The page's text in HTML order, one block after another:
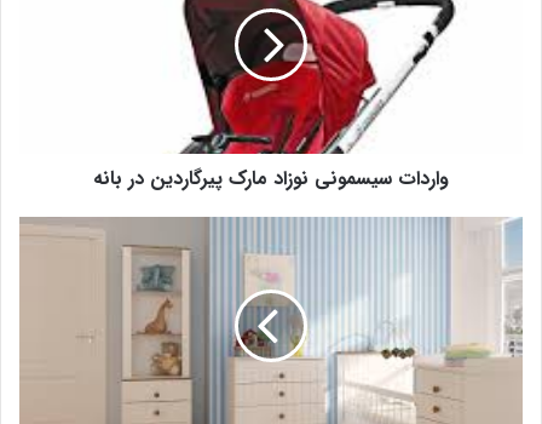
واردات سیسمونی نوزاد مارک پیرگاردین در بانه